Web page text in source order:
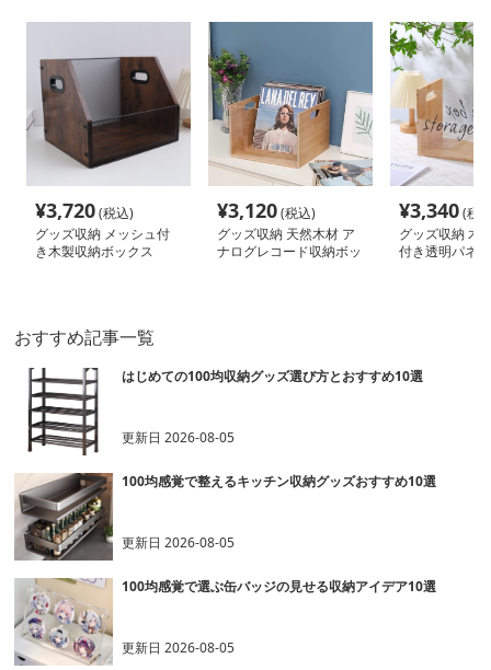
¥3,720(税込)
グッズ収納 メッシュ付
き木製収納ボックス
¥3,120(税込)
グッズ収納 天然木材 ア
ナログレコード収納ボッ
¥3,340(税
グッズ収納 木
付き透明パネ
おすすめ記事一覧
はじめての100均収納グッズ選び方とおすすめ10選
更新日2026-08-05
100均感覚で整えるキッチン収納グッズおすすめ10選
更新日2026-08-05
100均感覚で選ぶ缶バッジの見せる収納アイデア10選
更新日2026-08-05